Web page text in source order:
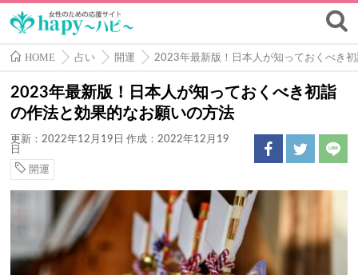
HOME 占い 開運 2023年最新版！日本人が知っておくべき
2023年最新版！日本人が知っておくべき初詣
の作法と効果的なお願いの方法
更新：2022年12月19日 作成：2022年12月19
日
開運